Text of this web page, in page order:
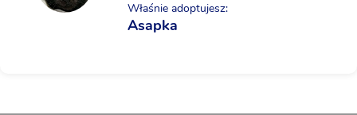
Właśnie adoptujesz:
Asapka